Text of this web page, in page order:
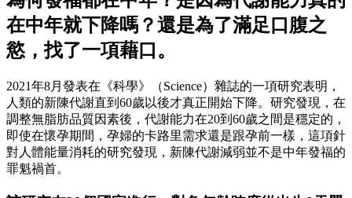
在中年就下降嗎？還是為了滿足口腹之
慾，找了一項藉口。
2021年8月發表在《科學》（Science）雜誌的一項研究表明，
人類的新陳代謝直到60歲以後才真正開始下降。研究發現，在
調整無脂肪品質因素後，代謝能力在20到60歲之間是穩定的，
即使在懷孕期間，孕婦的卡路里需求還是跟孕前一樣，這項針
對人體能量消耗的研究發現，新陳代謝減弱並不是中年發福的
罪魁禍首。